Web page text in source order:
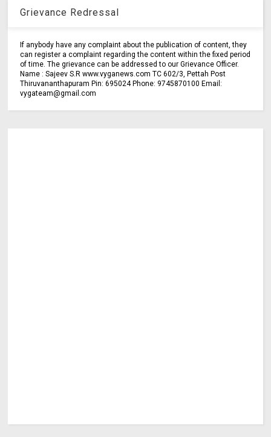
Grievance Redressal
If anybody have any complaint about the publication of content, they
can register a complaint regarding the content within the fixed period
of time. The grievance can be addressed to our Grievance Officer.
Name : Sajeev S.R www.vyganews.com TC 602/3, Pettah Post
Thiruvananthapuram Pin: 695024 Phone: 9745870100 Email:
vygateam@gmail.com